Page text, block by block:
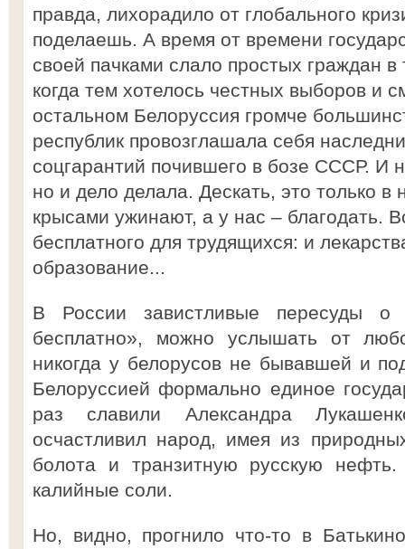
правда, лихорадило от глобального
поделаешь. А время от времени
своей пачками слало простых граждан
когда тем хотелось честных выборов и
остальном Белоруссия громче
республик провозглашала себя
соцгарантий почившего в бозе СССР. И
но и дело делала. Дескать, это только
крысами ужинают, а у нас – благодать.
бесплатного для трудящихся: и
образование...
В России завистливые пересуды
бесплатно», можно услышать от
никогда у белорусов не бывавшей и
Белоруссией формально единое
раз славили Александра
осчастливил народ, имея из
болота и транзитную русскую
калийные соли.
Но, видно, прогнило что-то в